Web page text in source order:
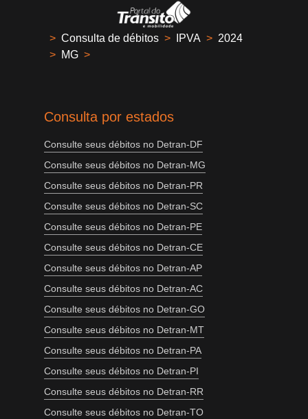
> Consulta de débitos > IPVA > 2024
> MG >
Consulta por estados
Consulte seus débitos no Detran-DF
Consulte seus débitos no Detran-MG
Consulte seus débitos no Detran-PR
Consulte seus débitos no Detran-SC
Consulte seus débitos no Detran-PE
Consulte seus débitos no Detran-CE
Consulte seus débitos no Detran-AP
Consulte seus débitos no Detran-AC
Consulte seus débitos no Detran-GO
Consulte seus débitos no Detran-MT
Consulte seus débitos no Detran-PA
Consulte seus débitos no Detran-PI
Consulte seus débitos no Detran-RR
Consulte seus débitos no Detran-TO